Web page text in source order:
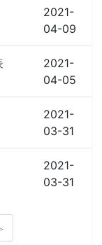
2021-
04-09
2021-
04-05
2021-
03-31
2021-
03-31